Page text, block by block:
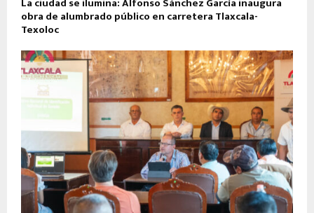
obra de alumbrado público en carretera Tlaxcala-
Texoloc